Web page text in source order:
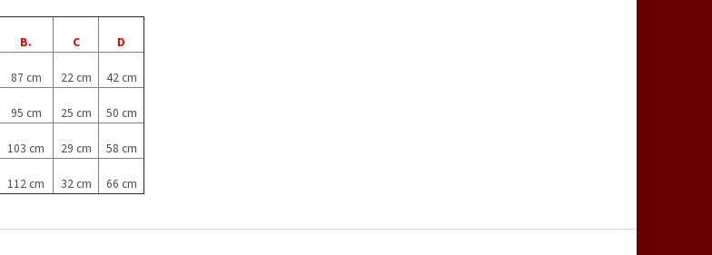
B. C D
87 cm 22 cm 42 cm
95 cm 25 cm 50 cm
103 cm 29 cm 58 cm
112 cm 32 cm 66 cm